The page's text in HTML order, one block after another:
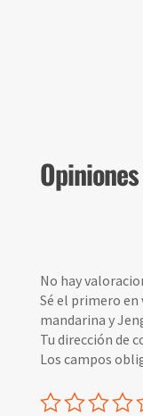
Opiniones
No hay
Sé el primero
mandarina y
Tu dirección de
Los campos